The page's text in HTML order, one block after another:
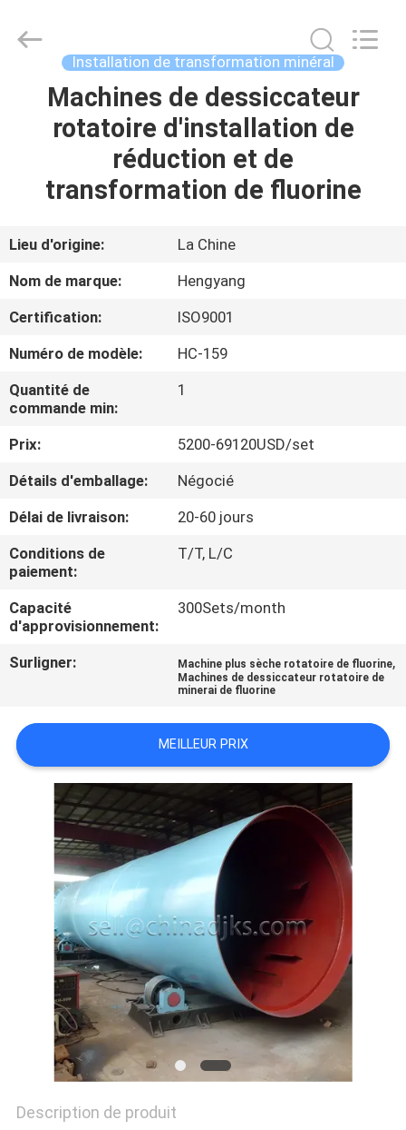
MAISON
PRODUITS
SUJET
DE
NOUS
VISITE
D'USINE
CONTRÔLE
DE
QUALITÉ
CONTACTEZ-
NOUS
NOUVELLES
CAS
PLAN
POLITIQUE
CONFIDENTIALITÉ
Zhengzhou
Hengyang
Installation de transformation minéral
Machines de dessiccateur
rotatoire d'installation de
réduction et de
transformation de fluorine
Lieu d'origine:
La Chine
Nom de marque:
Hengyang
Certification:
ISO9001
Numéro de modèle:
HC-159
Quantité de
commande min:
1
Prix:
5200-69120USD/set
Détails d'emballage:
Négocié
Délai de livraison:
20-60 jours
Conditions de
paiement:
T/T, L/C
Capacité
d'approvisionnement:
300Sets/month
Surligner: Machine plus sèche rotatoire de fluorine,
Machines de dessiccateur rotatoire de
minerai de fluorine
MEILLEUR PRIX
Description de produit